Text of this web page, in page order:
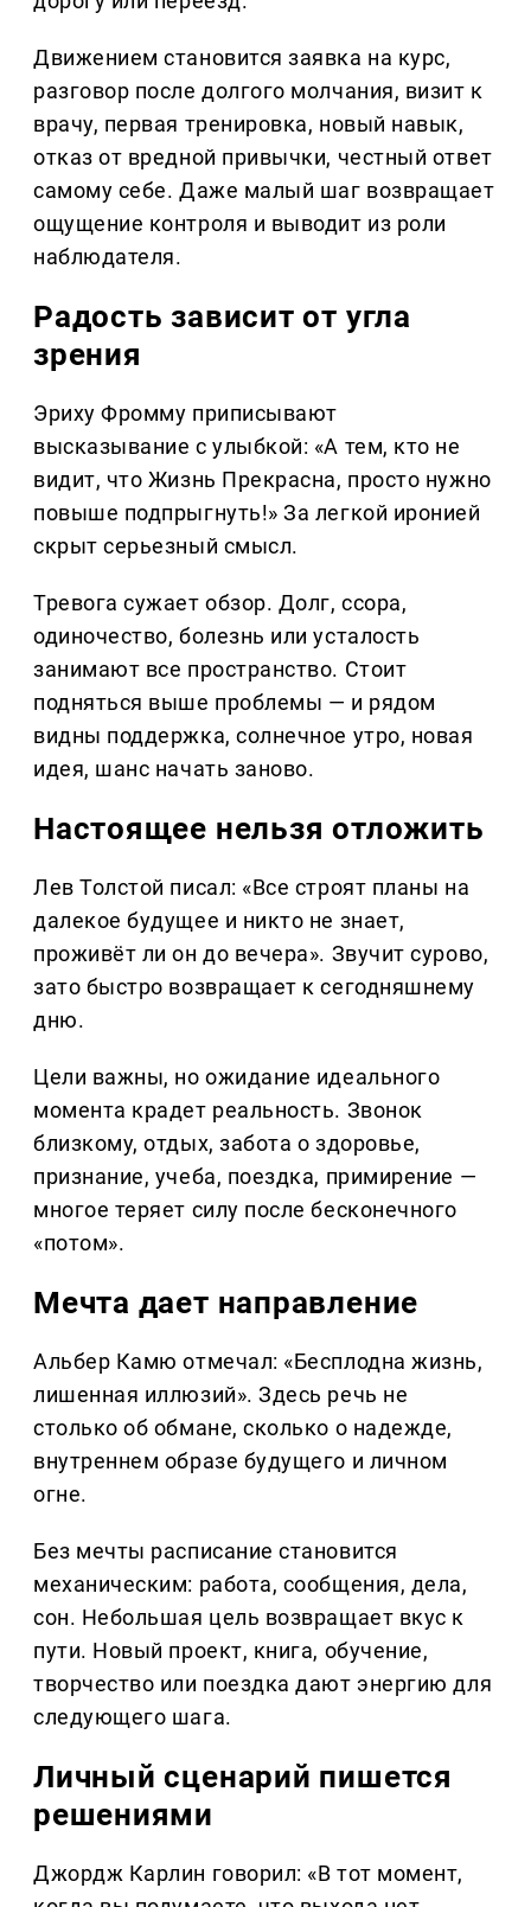
Движением становится заявка на курс,
разговор после долгого молчания, визит к
врачу, первая тренировка, новый навык,
отказ от вредной привычки, честный ответ
самому себе. Даже малый шаг возвращает
ощущение контроля и выводит из роли
наблюдателя.
Радость зависит от угла
зрения
Эриху Фромму приписывают
высказывание с улыбкой: «А тем, кто не
видит, что Жизнь Прекрасна, просто нужно
повыше подпрыгнуть!» За легкой иронией
скрыт серьезный смысл.
Тревога сужает обзор. Долг, ссора,
одиночество, болезнь или усталость
занимают все пространство. Стоит
подняться выше проблемы — и рядом
видны поддержка, солнечное утро, новая
идея, шанс начать заново.
Настоящее нельзя отложить
Лев Толстой писал: «Все строят планы на
далекое будущее и никто не знает,
проживёт ли он до вечера». Звучит сурово,
зато быстро возвращает к сегодняшнему
дню.
Цели важны, но ожидание идеального
момента крадет реальность. Звонок
близкому, отдых, забота о здоровье,
признание, учеба, поездка, примирение —
многое теряет силу после бесконечного
«потом».
Мечта дает направление
Альбер Камю отмечал: «Бесплодна жизнь,
лишенная иллюзий». Здесь речь не
столько об обмане, сколько о надежде,
внутреннем образе будущего и личном
огне.
Без мечты расписание становится
механическим: работа, сообщения, дела,
сон. Небольшая цель возвращает вкус к
пути. Новый проект, книга, обучение,
творчество или поездка дают энергию для
следующего шага.
Личный сценарий пишется
решениями
Джордж Карлин говорил: «В тот момент,